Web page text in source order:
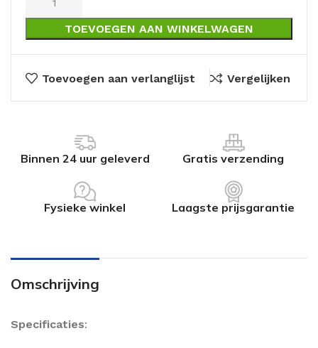
TOEVOEGEN AAN WINKELWAGEN
Toevoegen aan verlanglijst Vergelijken
Binnen 24 uur geleverd Gratis verzending
Fysieke winkel Laagste prijsgarantie
Omschrijving
Specificaties: